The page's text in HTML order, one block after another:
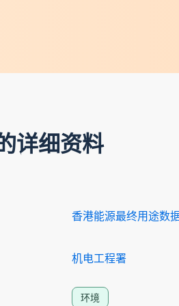
详细资料
香港能源最终用途数
机电工程署
环境